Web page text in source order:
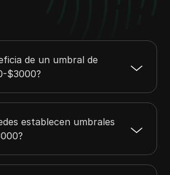
de un umbral de
$3000?
establecen umbrales